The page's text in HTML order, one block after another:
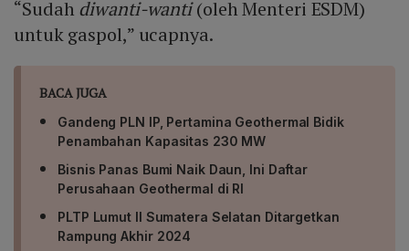
“Sudah diwanti-wanti(oleh Menteri ESDM)
untuk gaspol,” ucapnya.
BACA JUGA
Gandeng PLN IP, Pertamina Geothermal Bidik
Penambahan Kapasitas 230 MW
Bisnis Panas Bumi Naik Daun, Ini Daftar
Perusahaan Geothermal di RI
PLTP Lumut II Sumatera Selatan Ditargetkan
Rampung Akhir 2024